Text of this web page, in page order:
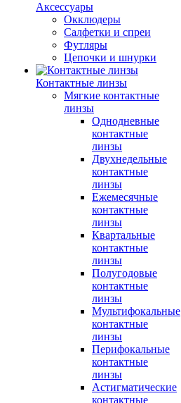
Аксессуары
Окклюдеры
Салфетки и спреи
Футляры
Цепочки и шнурки
Контактные линзы
Мягкие контактные
линзы
Однодневные
контактные
линзы
Двухнедельные
контактные
линзы
Ежемесячные
контактные
линзы
Квартальные
контактные
линзы
Полугодовые
контактные
линзы
Мультифокальные
контактные
линзы
Перифокальные
контактные
линзы
Астигматические
контактные